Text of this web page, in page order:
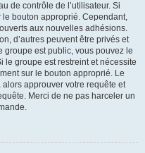
de contrôle de l’utilisateur. Si
bouton approprié. Cependant,
aux nouvelles adhésions.
d’autres peuvent être privés et
groupe est public, vous pouvez le
groupe est restreint et nécessite
sur le bouton approprié. Le
approuver votre requête et
Merci de ne pas harceler un